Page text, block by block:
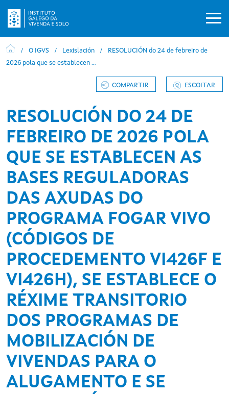
O IGVS Lexislación
RESOLUCIÓN do 24 de febreiro de
2026 pola que se establecen …
RESOLUCIÓN DO 24 DE
FEBREIRO DE 2026 POLA
QUE SE ESTABLECEN AS
BASES REGULADORAS
DAS AXUDAS DO
PROGRAMA FOGAR VIVO
(CÓDIGOS DE
PROCEDEMENTO VI426F E
VI426H), SE ESTABLECE O
RÉXIME TRANSITORIO
DOS PROGRAMAS DE
MOBILIZACIÓN DE
VIVENDAS PARA O
ALUGAMENTO E SE
COMPARTIR ESCOITAR